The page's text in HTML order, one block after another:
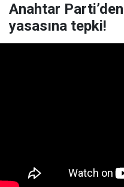
Anahtar
yasasına tepki!